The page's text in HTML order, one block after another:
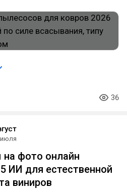
36
на фото онлайн
ИИ для естественной
виниров